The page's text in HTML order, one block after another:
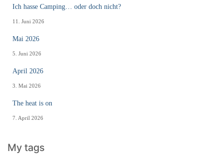
Ich hasse Camping… oder doch nicht?
11. Juni 2026
Mai 2026
5. Juni 2026
April 2026
3. Mai 2026
The heat is on
7. April 2026
My tags